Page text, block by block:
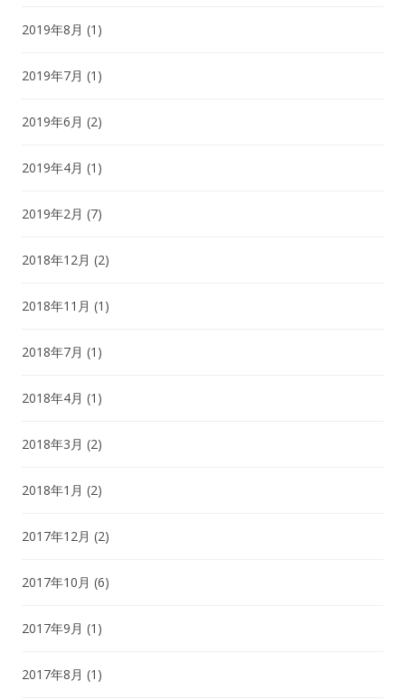
2019年8月 (1)
2019年7月 (1)
2019年6月 (2)
2019年4月 (1)
2019年2月 (7)
2018年12月 (2)
2018年11月 (1)
2018年7月 (1)
2018年4月 (1)
2018年3月 (2)
2018年1月 (2)
2017年12月 (2)
2017年10月 (6)
2017年9月 (1)
2017年8月 (1)